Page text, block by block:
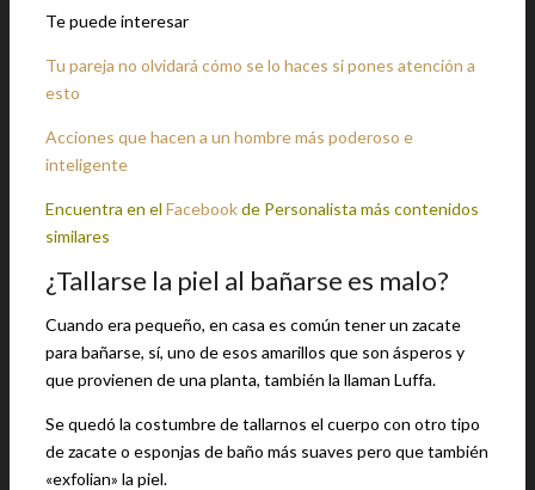
Te puede interesar
Tu pareja no olvidará cómo se lo haces si pones atención a
esto
Acciones que hacen a un hombre más poderoso e
inteligente
Encuentra en el Facebookde Personalista más contenidos
similares
¿Tallarse la piel al bañarse es malo?
Cuando era pequeño, en casa es común tener un zacate
para bañarse, sí, uno de esos amarillos que son ásperos y
que provienen de una planta, también la llaman Luffa.
Se quedó la costumbre de tallarnos el cuerpo con otro tipo
de zacate o esponjas de baño más suaves pero que también
«exfolian» la piel.